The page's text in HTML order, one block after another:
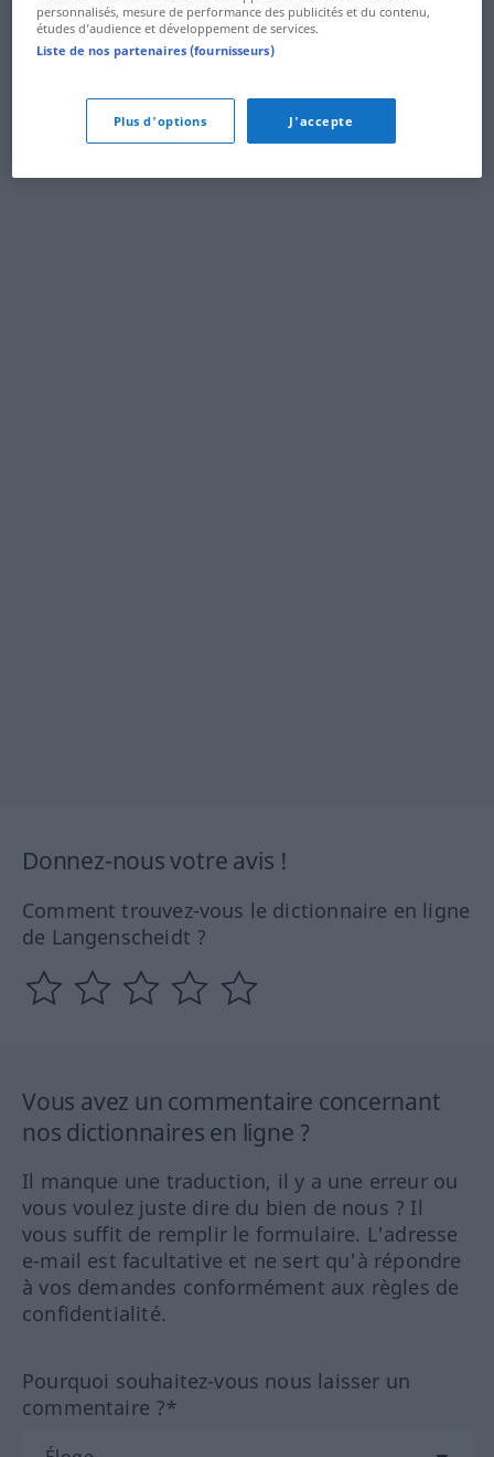
Donnez-nous votre avis !
Comment trouvez-vous le dictionnaire en ligne
de Langenscheidt ?
Vous avez un commentaire concernant
nos dictionnaires en ligne ?
Il manque une traduction, il y a une erreur ou
vous voulez juste dire du bien de nous ? Il
vous suffit de remplir le formulaire. L'adresse
e-mail est facultative et ne sert qu'à répondre
à vos demandes conformément aux règles de
confidentialité.
Pourquoi souhaitez-vous nous laisser un
commentaire ?*
personnalisés, mesure de performance des publicités et du contenu,
études d’audience et développement de services.
Liste de nos partenaires (fournisseurs)
Plus d'options J'accepte